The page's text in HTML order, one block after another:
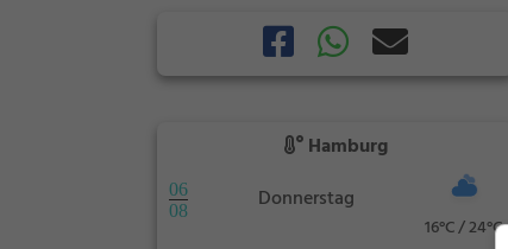
Hamburg
06
08
Donnerstag
16°C / 24°C